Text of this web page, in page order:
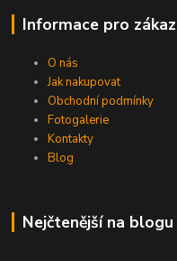
Informace pro
O nás
Jak nakupovat
Obchodní podmínky
Fotogalerie
Kontakty
Blog
Nejčtenější na blogu